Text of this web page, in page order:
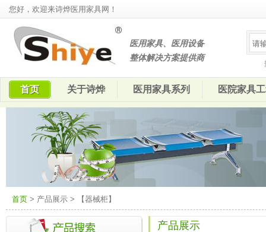
您好，欢迎来诗烨医用家具网！
医用家具、医用设备
整体解决方案提供商
首页 关于诗烨 医用家具系列 医院家具
首页 > 产品展示 > 【器械柜】
产品展示